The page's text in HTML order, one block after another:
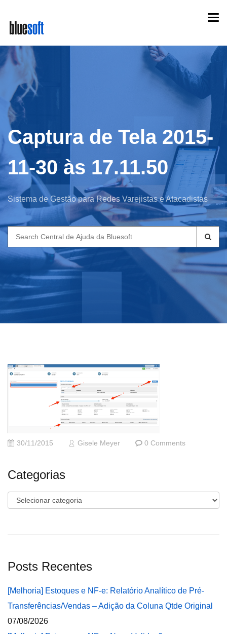
main
content
Captura de Tela 2015-
11-30 às 17.11.50
Sistema de Gestão para Redes Varejistas e Atacadistas
Search
for:
30/11/2015 Gisele Meyer 0 Comments
Categorias
Categorias
Posts Recentes
[Melhoria] Estoques e NF-e: Relatório Analítico de Pré-
Transferências/Vendas – Adição da Coluna Qtde Original
07/08/2026